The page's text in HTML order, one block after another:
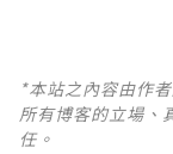
*本站之內容由作
所有博客的立場、
任。